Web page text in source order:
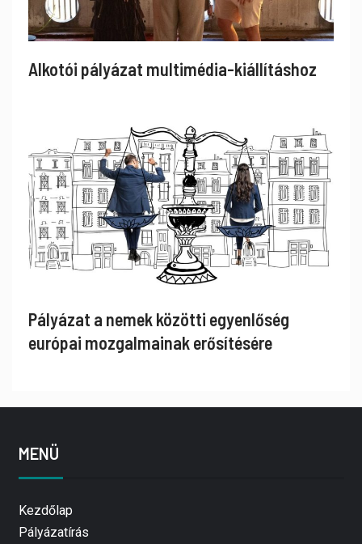
Alkotói pályázat multimédia-kiállításhoz
Pályázat a nemek közötti egyenlőség
európai mozgalmainak erősítésére
MENÜ
Kezdőlap
Pályázatírás